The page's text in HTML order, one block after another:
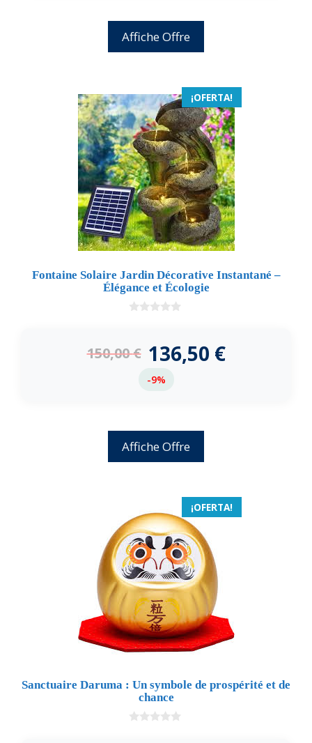
Affiche Offre
¡OFERTA!
Fontaine Solaire Jardin Décorative Instantané –
Élégance et Écologie
5
150,00€ 136,50 €
-9%
Affiche Offre
¡OFERTA!
Sanctuaire Daruma : Un symbole de prospérité et de
chance